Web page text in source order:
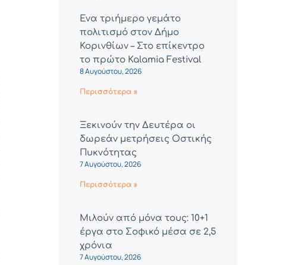
Ένα τριήμερο γεμάτο
πολιτισμό στον Δήμο
Κορινθίων – Στο επίκεντρο
το πρώτο Kalamia Festival
8 Αυγούστου, 2026
Περισσότερα »
Ξεκινούν την Δευτέρα οι
δωρεάν μετρήσεις Οστικής
Πυκνότητας
7 Αυγούστου, 2026
Περισσότερα »
Μιλούν από μόνα τους: 10+1
έργα στο Σοφικό μέσα σε 2,5
χρόνια
7 Αυγούστου, 2026